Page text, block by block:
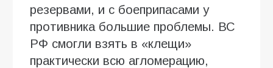
резервами, и с боеприпасами у
противника большие проблемы. ВС
РФ смогли взять в «клещи»
практически всю агломерацию,